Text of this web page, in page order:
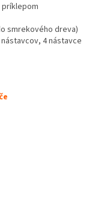
smrekového dreva)
4 nástavce